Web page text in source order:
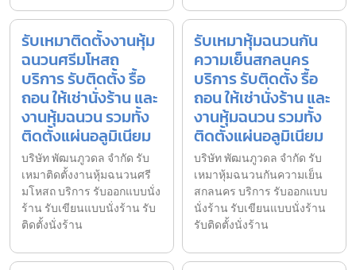
รับเหมาติดตั้งงานหุ้ม
ฉนวนศรีมโหสถ
บริการ รับติดตั้ง รื้อ
ถอน ให้เช่านั่งร้าน และ
งานหุ้มฉนวน รวมทั้ง
ติดตั้งแผ่นอลูมิเนียม
บริษัท พัฒนภูวดล จำกัด รับ
เหมาติดตั้งงานหุ้มฉนวนศรี
มโหสถ บริการ รับออกแบบนั่ง
ร้าน รับเขียนแบบนั่งร้าน รับ
ติดตั้งนั่งร้าน
รับเหมาหุ้มฉนวนกัน
ความเย็นสกลนคร
บริการ รับติดตั้ง รื้อ
ถอน ให้เช่านั่งร้าน และ
งานหุ้มฉนวน รวมทั้ง
ติดตั้งแผ่นอลูมิเนียม
บริษัท พัฒนภูวดล จำกัด รับ
เหมาหุ้มฉนวนกันความเย็น
สกลนคร บริการ รับออกแบบ
นั่งร้าน รับเขียนแบบนั่งร้าน
รับติดตั้งนั่งร้าน